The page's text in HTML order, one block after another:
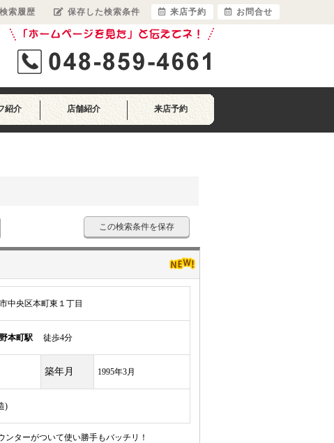
紹介 店舗紹介 来店予約
この検索条件を保存
中央区本町東１丁目
本町駅 徒歩4分
築年月 1995年3月
)
ターがついて使い勝手もバッチリ！
検索履歴 保存した検索条件 来店予約 お問合せ